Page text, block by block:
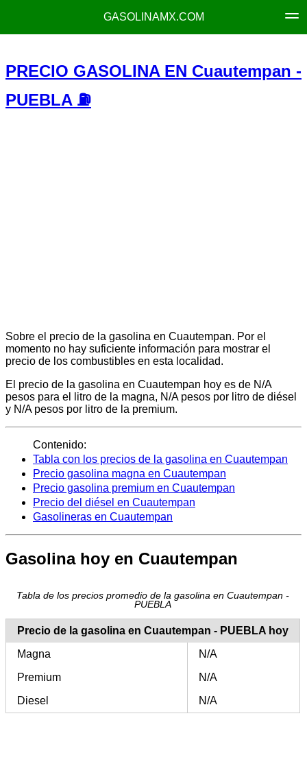
GASOLINAMX.COM
PRECIO GASOLINA EN Cuautempan -
PUEBLA ⛽
Sobre el precio de la gasolina en Cuautempan. Por el
momento no hay suficiente información para mostrar el
precio de los combustibles en esta localidad.
El precio de la gasolina en Cuautempan hoy es de N/A
pesos para el litro de la magna, N/A pesos por litro de diésel
y N/A pesos por litro de la premium.
Contenido:
Tabla con los precios de la gasolina en Cuautempan
Precio gasolina magna en Cuautempan
Precio gasolina premium en Cuautempan
Precio del diésel en Cuautempan
Gasolineras en Cuautempan
Gasolina hoy en Cuautempan
Tabla de los precios promedio de la gasolina en Cuautempan -
PUEBLA
Precio de la gasolina en Cuautempan - PUEBLA hoy
Magna
N/A
Premium
N/A
Diesel
N/A